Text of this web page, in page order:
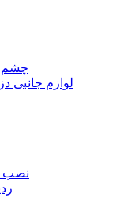
چشم
لوازم جانبی
نصب